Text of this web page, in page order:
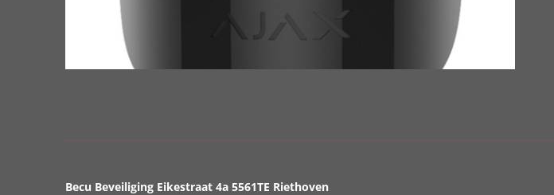
Becu Beveiliging Eikestraat 4a 5561TE Riethoven